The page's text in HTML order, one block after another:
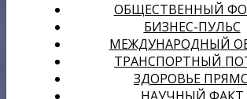
ОБЩЕСТВЕННЫЙ
БИЗНЕС-ПУЛЬС
МЕЖДУНАРОДНЫЙ
ТРАНСПОРТНЫЙ
ЗДОРОВЬЕ